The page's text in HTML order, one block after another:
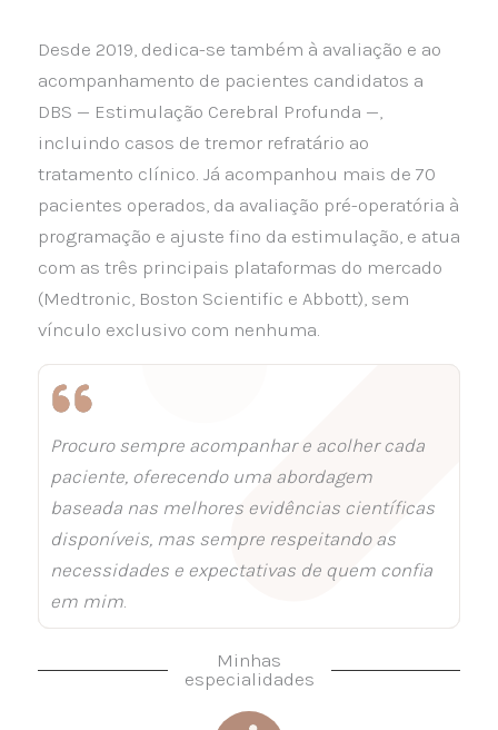
Desde 2019, dedica-se também à avaliação e ao
acompanhamento de pacientes candidatos a
DBS — Estimulação Cerebral Profunda —,
incluindo casos de tremor refratário ao
tratamento clínico. Já acompanhou mais de 70
pacientes operados, da avaliação pré-operatória à
programação e ajuste fino da estimulação, e atua
com as três principais plataformas do mercado
(Medtronic, Boston Scientific e Abbott), sem
vínculo exclusivo com nenhuma.
Procuro sempre acompanhar e acolher cada
paciente, oferecendo uma abordagem
baseada nas melhores evidências científicas
disponíveis, mas sempre respeitando as
necessidades e expectativas de quem confia
em mim.
Minhas
especialidades